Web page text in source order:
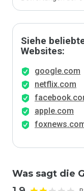
Siehe
Websites:
google.com
netflix.com
apple.com
Was sagt die